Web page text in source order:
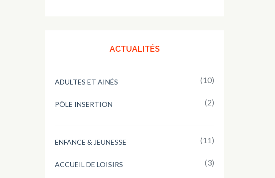
ACTUALITÉS
ADULTES ET AINÉS (10)
PÔLE INSERTION (2)
ENFANCE & JEUNESSE (11)
ACCUEIL DE LOISIRS (3)